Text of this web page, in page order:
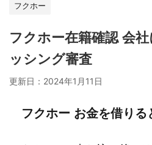
フクホー
フクホー在籍確認 会
ッシング審査
更新日： 2024年1月11日
フクホー お金を借り